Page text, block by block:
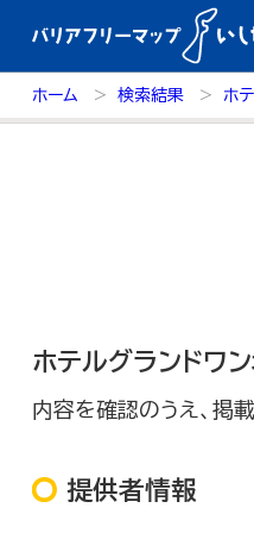
ホーム 検索結果 ホ
ホテルグランドワ
内容を確認のうえ、掲
提供者情報